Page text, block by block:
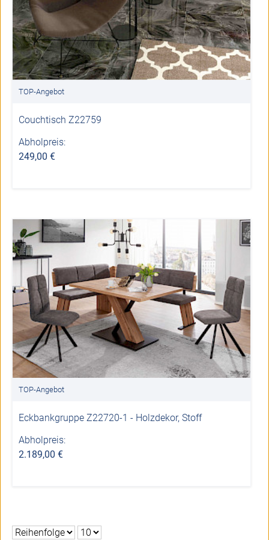
TOP-Angebot
Couchtisch Z22759
Abholpreis:
249,00 €
TOP-Angebot
Eckbankgruppe Z22720-1 - Holzdekor, Stoff
Abholpreis:
2.189,00 €